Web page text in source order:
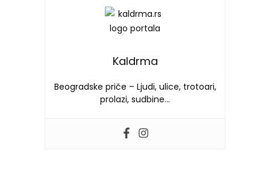
Kaldrma
Beogradske priče – Ljudi, ulice, trotoari,
prolazi, sudbine…